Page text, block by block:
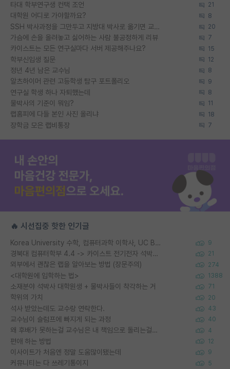
타대 학부연구생 컨택 조언 21
대학원 어디로 가야할까요? 8
SSH 박사과정을 그만두고 지방대 박사로 옮기면 교수의 꿈은 끝일까요? 20
가슴에 손을 올려놓고 싫어하는 사람 불공정하게 리뷰 7
카이스트는 모든 연구실마다 서버 제공해주나요? 15
학부신입생 질문 12
정년 4년 남은 교수님 8
알츠하이머 관련 고등학생 탐구 포트폴리오 9
연구실 학생 하나 자퇴했는데 8
물박사의 기준이 뭐임? 11
랩홈피에 다들 본인 사진 올리냐 18
장학금 모은 랩비통장 7
🔥 시선집중 핫한 인기글
Korea University 수학, 컴퓨터과학 이학사, UC Berkeley 산업공학 대학원 공학박사가 되는 것은 쉽지 않겠죠? 9
경북대 컴퓨터학부 4.4 -> 카이스트 전기전자 석박사통합과정 합격 21
외부에서 괜찮은 랩을 알아보는 방법 (장문주의) 274
<대학원에 입학하는 법> 1388
소재분야 석박사 대학원생 + 물박사들이 착각하는 거 71
학위의 가치 20
석사 받았는데도 교수랑 연락한다. 43
교수님이 슬럼프에 빠지게 되는 과정 40
왜 후배가 못하는걸 교수님은 내 책임으로 돌리는걸까요? 4
편애 하는 방법 12
이사이트가 처음엔 정말 도움많이됐는데 9
커뮤니티는 다 쓰레기통이지 5